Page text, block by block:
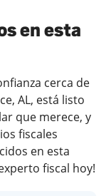
en esta
cerca de
AL, está listo
que merece, y
fiscales
en esta
fiscal hoy!